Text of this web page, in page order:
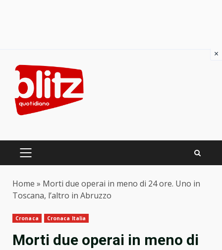
content
PRIMARY
Home » Morti due operai in meno di 24 ore. Uno in
Toscana, l’altro in Abruzzo
Cronaca Cronaca Italia
Morti due operai in meno di
×